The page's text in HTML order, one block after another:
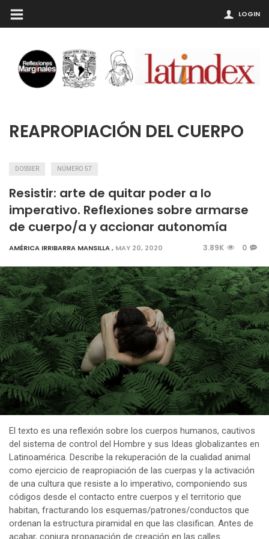
LOGIN
REAPROPIACIÓN DEL CUERPO
DOSSIER NÚMERO 57
Resistir: arte de quitar poder a lo
imperativo. Reflexiones sobre armarse
de cuerpo/a y accionar autonomía
AMÉRICA IRRIBARRA MANSILLA, MAY 20, 2020 3.89K 0
El texto es una reflexión sobre los cuerpos humanos, cautivos
del sistema de control del Hombre y sus Ideas globalizantes en
Latinoamérica. Describe la rekuperación de la cualidad animal
como ejercicio de reapropiación de las cuerpas y la activación
de una cultura que resiste a lo imperativo, componiendo sus
códigos desde el contacto entre cuerpos y el territorio que
habitan, fracturando los esquemas/patrones/conductos que
ordenan la estructura piramidal en que las clasifican. Antes de
acabar, conjura propagación de creación en las calles